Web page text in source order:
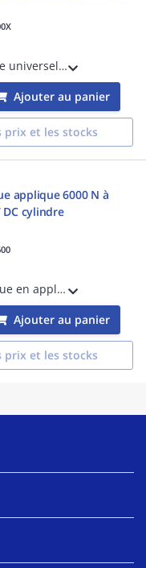
Gâche électrique universelle ESU, 4000 N, fonctionne à émission ou rupture de courant, 12 ou 24V AC/DC, 1 contact de signalisation
Ajouter au panier
prix et les stocks
applique 6000 N à
DC cylindre
Serrure électrique en applique EGL, cylindre intérieur et extérieur, à émission de courant, 12 à 24V DC
Ajouter au panier
prix et les stocks